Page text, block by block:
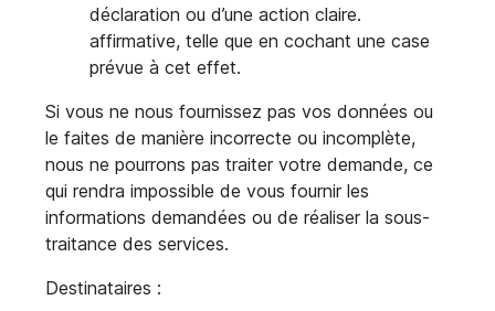
déclaration ou d’une action claire.
affirmative, telle que en cochant une case
prévue à cet effet.
Si vous ne nous fournissez pas vos données ou
le faites de manière incorrecte ou incomplète,
nous ne pourrons pas traiter votre demande, ce
qui rendra impossible de vous fournir les
informations demandées ou de réaliser la sous-
traitance des services.
Destinataires :